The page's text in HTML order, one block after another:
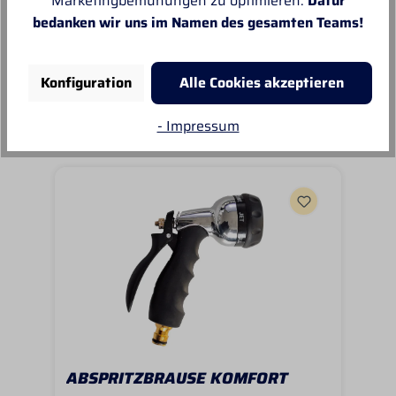
Unsere Empfehlungen
ABSPRITZBRAUSE KOMFORT
bedanken wir uns im Namen des gesamten Teams!
Konfiguration
Alle Cookies akzeptieren
- Impressum